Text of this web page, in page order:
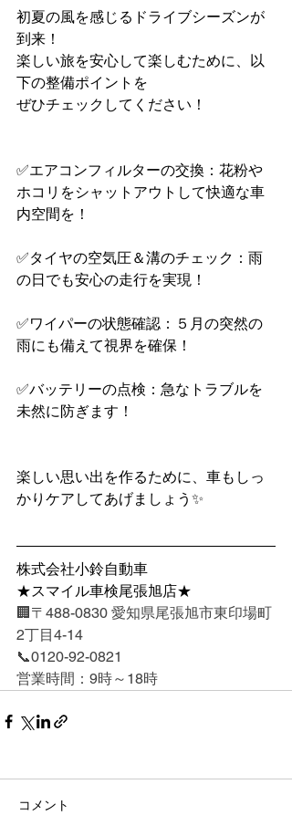
初夏の風を感じるドライブシーズンが
到来！
楽しい旅を安心して楽しむために、以
下の整備ポイントを
ぜひチェックしてください！
✅エアコンフィルターの交換：花粉や
ホコリをシャットアウトして快適な車
内空間を！
✅タイヤの空気圧＆溝のチェック：雨
の日でも安心の走行を実現！
✅ワイパーの状態確認：５月の突然の
雨にも備えて視界を確保！
✅バッテリーの点検：急なトラブルを
未然に防ぎます！
楽しい思い出を作るために、車もしっ
かりケアしてあげましょう✨
株式会社小鈴自動車
★スマイル車検尾張旭店★
🏢〒488-0830 愛知県尾張旭市東印場町
2丁目4-14
📞0120-92-0821
営業時間：9時～18時
コメント